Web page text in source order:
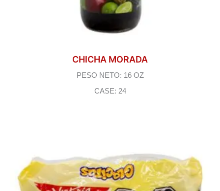
CHICHA MORADA
PESO NETO: 16 OZ
CASE: 24